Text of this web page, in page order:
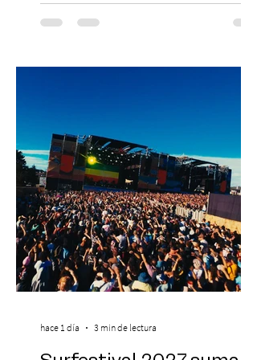
con una edición renovada que reunirá
yoga, bienestar y vida consciente, con la
Antonella Orsini, Yoga Woman y más
Centro Cultural Estación Mapocho, espacio
que albergará durante dos jornadas una
pro
hace 1 día 3 min de lectura